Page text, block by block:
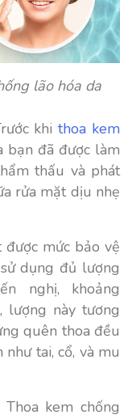
lão hóa da
khithoa kem
bạn đã được làm
thấu và phát
rửa mặt dịu nhẹ
mức bảo vệ
dụng đủ lượng
nghị, khoảng
lượng này tương
quên thoa đều
tai, cổ, và mu
Thoa kem chống